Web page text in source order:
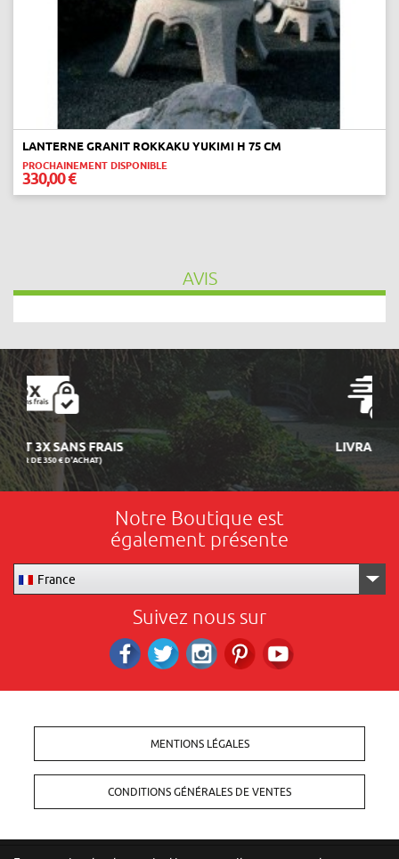
LANTERNE GRANIT ROKKAKU YUKIMI H 75 CM
PROCHAINEMENT DISPONIBLE
330,00 €
AVIS
LIVRAISON 24/48H
Notre Boutique est
également présente
France
Suivez nous sur
MENTIONS LÉGALES
CONDITIONS GÉNÉRALES DE VENTES